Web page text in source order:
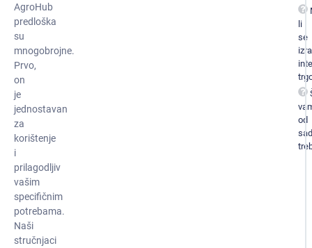
AgroHub
predloška
su
mnogobrojne.
Prvo,
on
je
jednostavan
za
korištenje
i
prilagodljiv
vašim
specifičnim
potrebama.
Naši
stručnjaci
li
se
od